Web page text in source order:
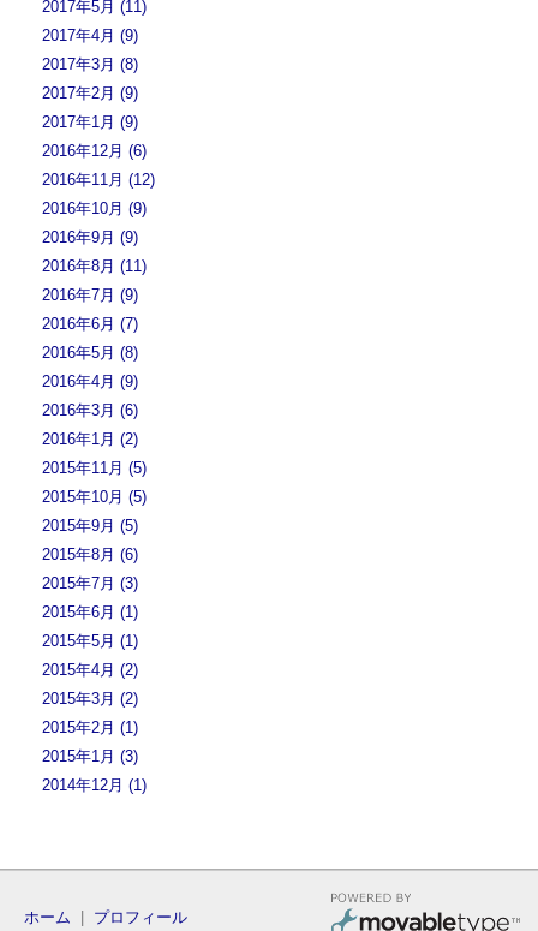
2017年5月 (11)
2017年4月 (9)
2017年3月 (8)
2017年2月 (9)
2017年1月 (9)
2016年12月 (6)
2016年11月 (12)
2016年10月 (9)
2016年9月 (9)
2016年8月 (11)
2016年7月 (9)
2016年6月 (7)
2016年5月 (8)
2016年4月 (9)
2016年3月 (6)
2016年1月 (2)
2015年11月 (5)
2015年10月 (5)
2015年9月 (5)
2015年8月 (6)
2015年7月 (3)
2015年6月 (1)
2015年5月 (1)
2015年4月 (2)
2015年3月 (2)
2015年2月 (1)
2015年1月 (3)
2014年12月 (1)
ホーム プロフィール